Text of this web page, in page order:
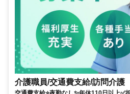
介護職員/交通費支給/訪問介護